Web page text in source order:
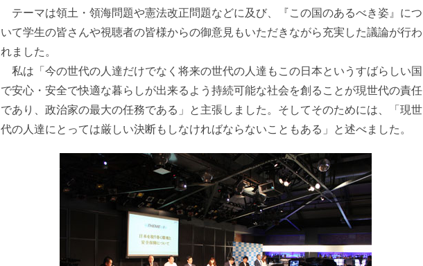
テーマは領土・領海問題や憲法改正問題などに及び、『この国のあるべき姿』につ
いて学生の皆さんや視聴者の皆様からの御意見もいただきながら充実した議論が行わ
れました。
私は「今の世代の人達だけでなく将来の世代の人達もこの日本というすばらしい国
で安心・安全で快適な暮らしが出来るよう持続可能な社会を創ることが現世代の責任
であり、政治家の最大の任務である」と主張しました。そしてそのためには、「現世
代の人達にとっては厳しい決断もしなければならないこともある」と述べました。